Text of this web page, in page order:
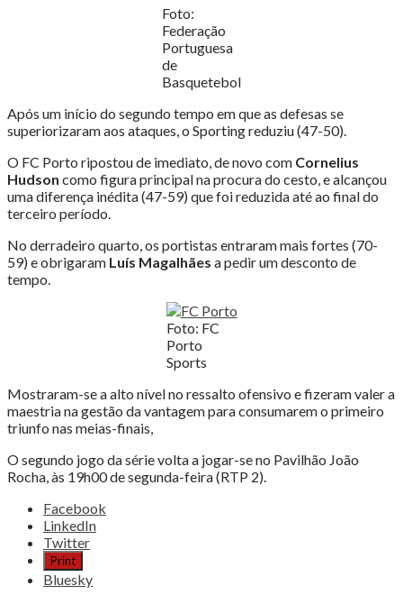
Foto:
Federação
Portuguesa
de
Basquetebol
Após um início do segundo tempo em que as defesas se
superiorizaram aos ataques, o Sporting reduziu (47-50).
O FC Porto ripostou de imediato, de novo com Cornelius
Hudson como figura principal na procura do cesto, e alcançou
uma diferença inédita (47-59) que foi reduzida até ao final do
terceiro período.
No derradeiro quarto, os portistas entraram mais fortes (70-
59) e obrigaram Luís Magalhães a pedir um desconto de
tempo.
Foto: FC
Porto
Sports
Mostraram-se a alto nível no ressalto ofensivo e fizeram valer a
maestria na gestão da vantagem para consumarem o primeiro
triunfo nas meias-finais,
O segundo jogo da série volta a jogar-se no Pavilhão João
Rocha, às 19h00 de segunda-feira (RTP 2).
Share
post
"FC
PORTO
VENCE
Facebook
LinkedIn
Twitter
Print
Bluesky